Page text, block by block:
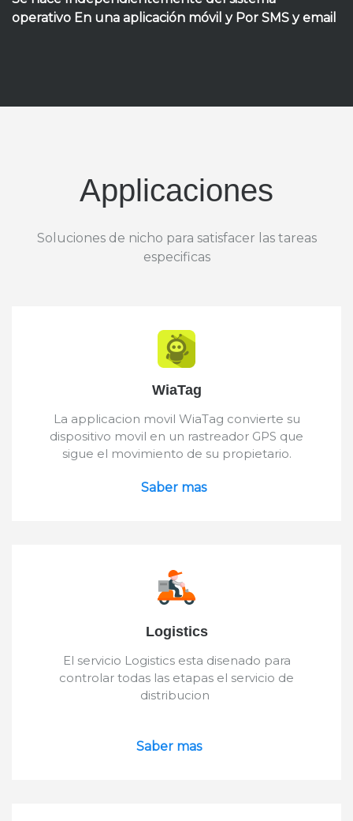
operativo En una aplicación móvil y Por SMS y email
Applicaciones
Soluciones de nicho para satisfacer las tareas
especificas
WiaTag
La applicacion movil WiaTag convierte su
dispositivo movil en un rastreador GPS que
sigue el movimiento de su propietario.
Saber mas
Logistics
El servicio Logistics esta disenado para
controlar todas las etapas el servicio de
distribucion
Saber mas